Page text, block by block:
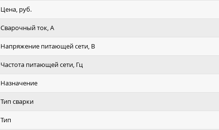
Цена, руб.
Сварочный ток, А
Напряжение питающей сети, В
Частота питающей сети, Гц
Назначение
Тип сварки
Тип